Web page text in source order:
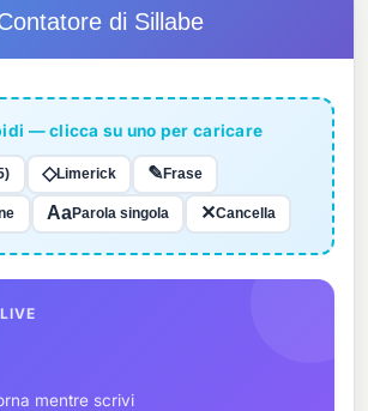
di Sillabe
— clicca su uno per caricare
◇Limerick ✎Frase
AaParola singola ✕Cancella
mentre scrivi